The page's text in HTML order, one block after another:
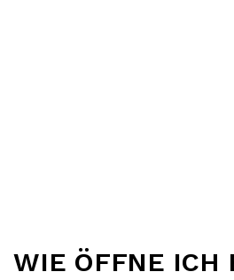
WIE ÖFFNE ICH